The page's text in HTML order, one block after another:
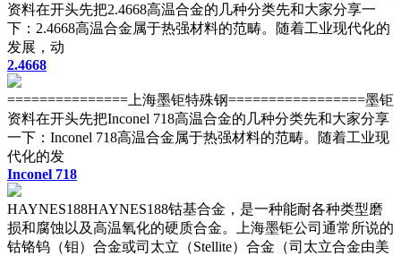
资料在开头先把2.4668高温合金的几种分类先和大家分享一
下：2.4668高温合金属于热强材料的范畴。随着工业现代化的
发展，动
2.4668
===============上海墨钜特殊钢=================墨钜
资料在开头先把Inconel 718高温合金的几种分类先和大家分享
一下：Inconel 718高温合金属于热强材料的范畴。随着工业现
代化的发
Inconel 718
HAYNES188HAYNES188钴基合金，是一种能耐各种类型磨
损和腐蚀以及高温氧化的硬质合金。上海墨钜公司通常所说的
钴铬钨（钼）合金或司太立（Stellite）合金（司太立合金由美